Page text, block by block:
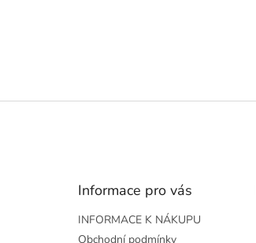
Informace pro vás
INFORMACE K NÁKUPU
Obchodní podmínky